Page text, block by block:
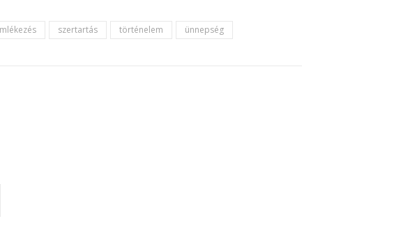
szertartás történelem ünnepség